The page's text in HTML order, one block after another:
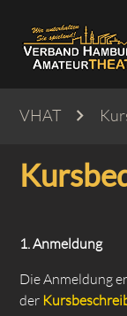
VHAT
1. Anmeldung
Die Anmeldung
der